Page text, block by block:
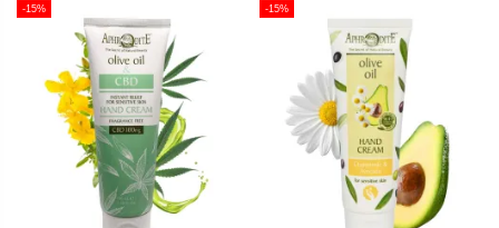
-15% -15%